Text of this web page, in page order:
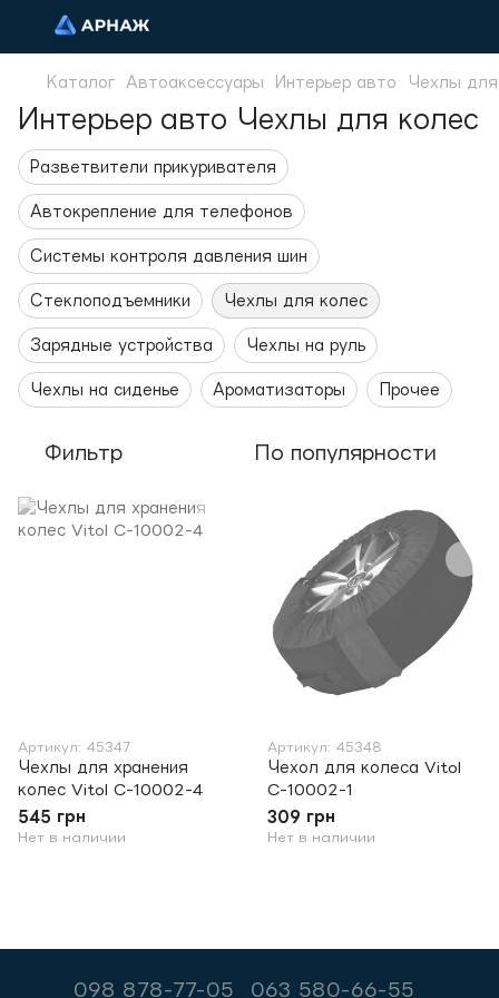
Каталог Автоаксессуары Интерьер авто Чехлы
Интерьер авто Чехлы для колес
Разветвители прикуривателя
Автокрепление для телефонов
Системы контроля давления шин
Стеклоподъемники Чехлы для колес
Зарядные устройства Чехлы на руль
Чехлы на сиденье Ароматизаторы Прочее
Фильтр По популярности
Артикул: 45347
Чехлы для хранения
колес Vitol C-10002-4
545 грн
Нет в наличии
Артикул: 45348
Чехол для колеса Vitol
C-10002-1
309 грн
Нет в наличии
098 878-77-05 063 580-66-55